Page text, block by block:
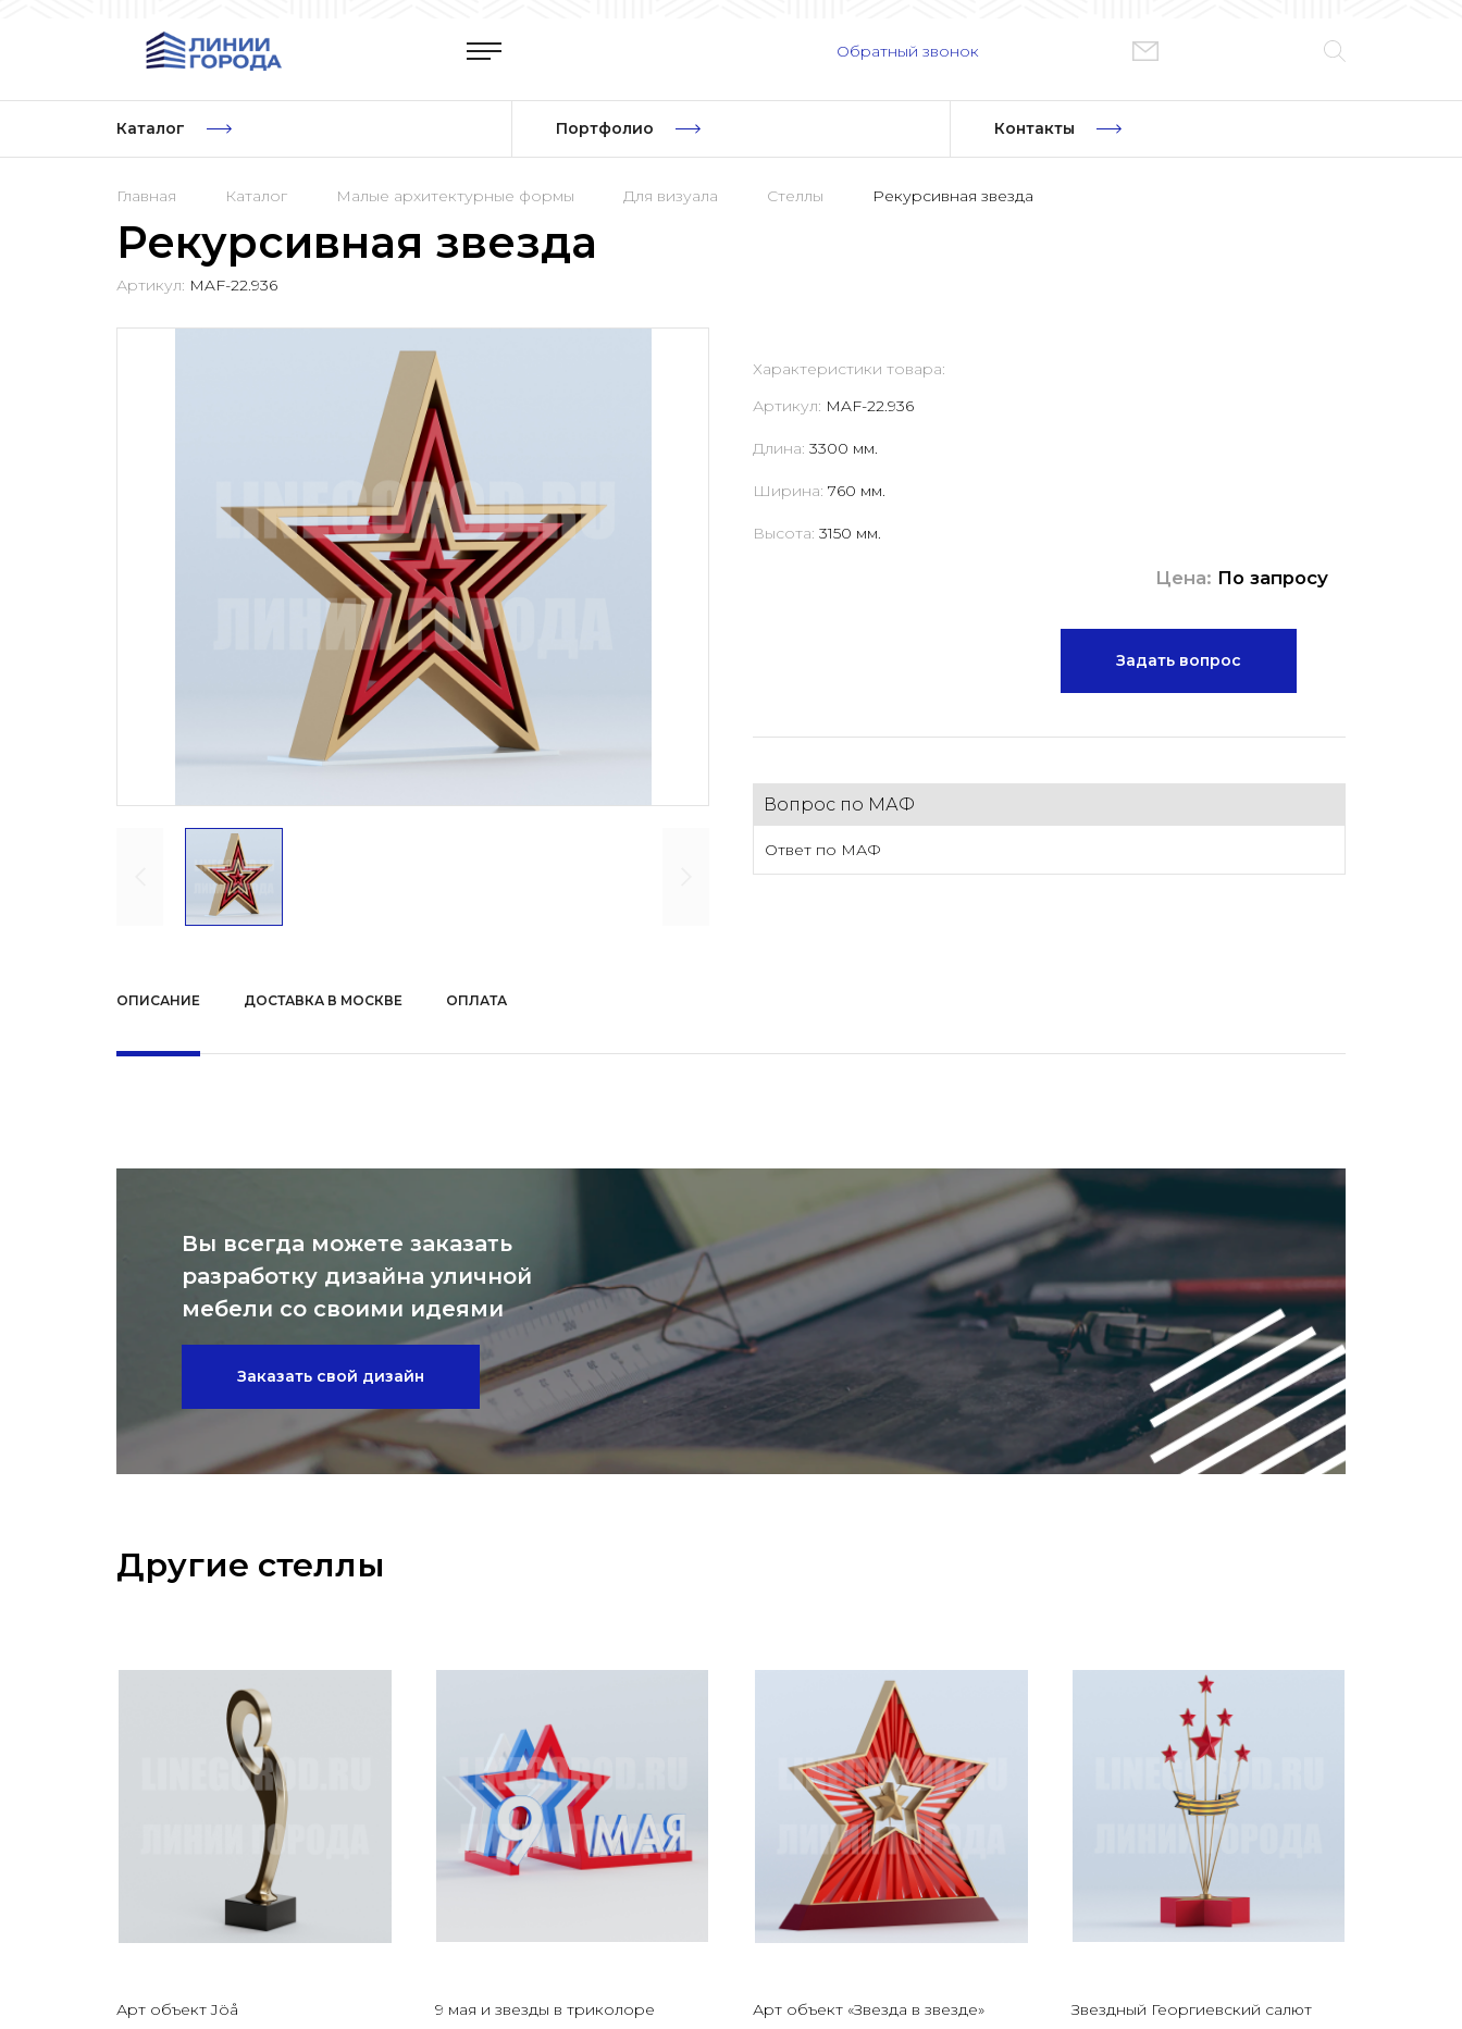
Обратный звонок
Каталог Портфолио Контакты
Главная Каталог Малые архитектурные формы Для визуала Стеллы Рекурсивная звезда
Рекурсивная звезда
Артикул: MAF-22.936
Характеристики товара:
Артикул: MAF-22.936
Длина: 3300 мм.
Ширина: 760 мм.
Высота: 3150 мм.
Цена: По запросу
Задать вопрос
Вопрос по МАФ
Ответ по МАФ
ОПИСАНИЕ ДОСТАВКА В МОСКВЕ ОПЛАТА
Вы всегда можете заказать
разработку дизайна уличной
мебели со своими идеями
Заказать свой дизайн
Другие стеллы
Арт объект Jöå 9 мая и звезды в триколоре Арт объект «Звезда в звезде» Звездный Георгиевский салют